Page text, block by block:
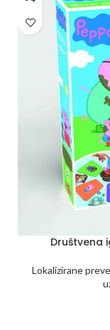
Društvena
Lokalizirane